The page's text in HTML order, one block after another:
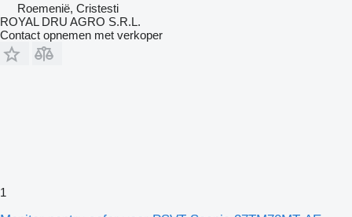
Roemenië, Cristesti
ROYAL DRU AGRO S.R.L.
Contact opnemen met verkoper
1